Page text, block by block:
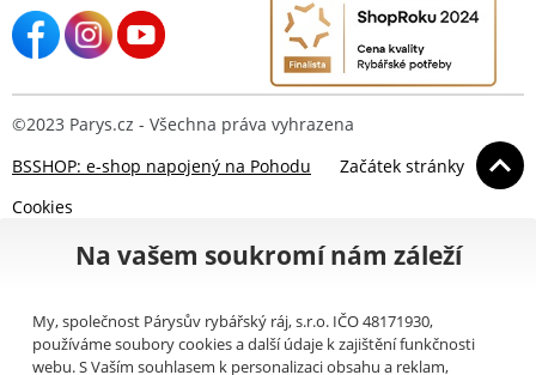
©2023 Parys.cz - Všechna práva vyhrazena
BSSHOP: e-shop napojený na Pohodu
Začátek stránky
Cookies
Na vašem soukromí nám záleží
My, společnost Párysův rybářský ráj, s.r.o. IČO 48171930,
používáme soubory cookies a další údaje k zajištění funkčnosti
webu. S Vaším souhlasem k personalizaci obsahu a reklam,